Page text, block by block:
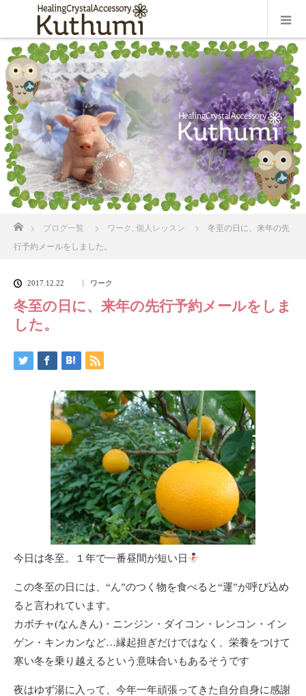
ブログ一覧 ワーク , 個人レッスン
冬至の日に、来年の先
行予約メールをしました。
2017.12.22 ワーク
冬至の日に、来年の先行予約メールをしま
した。
今日は冬至。１年で一番昼間が短い日
この冬至の日には、“ん”のつく物を食べると“運”が呼び込め
ると言われています。
カボチャ(なんきん)・ニンジン・ダイコン・レンコン・イン
ゲン・キンカンなど…縁起担ぎだけではなく、栄養をつけて
寒い冬を乗り越えるという意味合いもあるそうです
夜はゆず湯に入って、今年一年頑張ってきた自分自身に感謝